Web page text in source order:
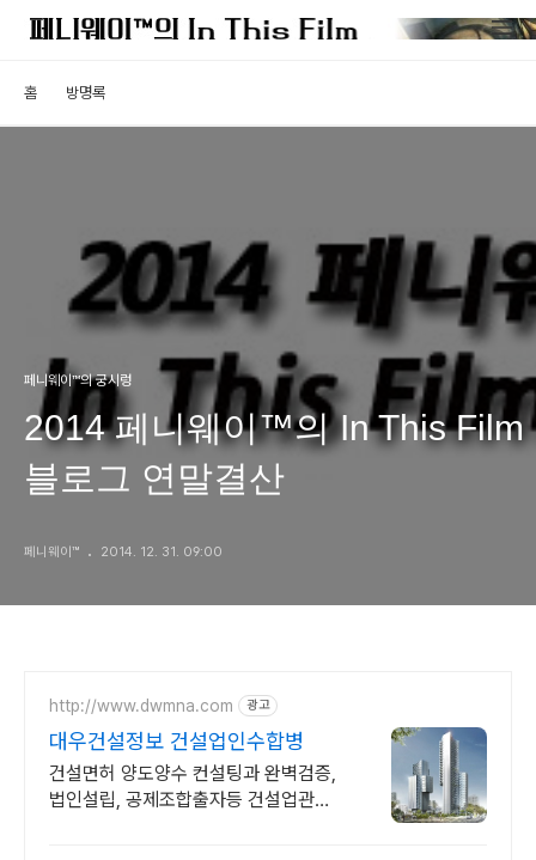
홈 방명록
페니웨이™의 궁시렁
2014 페니웨이™의 In This Film
블로그 연말결산
페니웨이™ 2014. 12. 31. 09:00
http://www.dwmna.com 광고
대우건설정보 건설업인수합병
건설면허 양도양수 컨설팅과 완벽검증,
법인설립, 공제조합출자등 건설업관련